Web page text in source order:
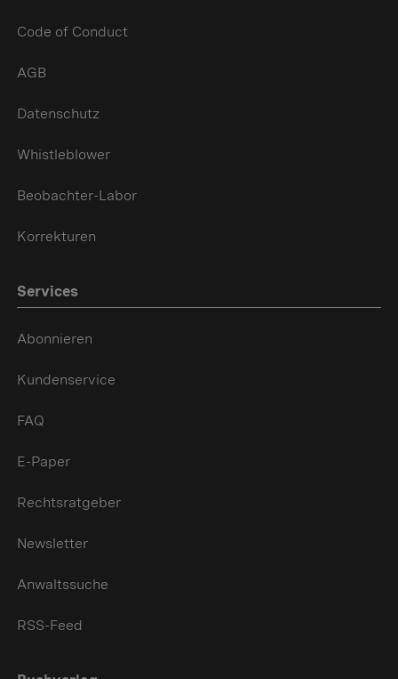
Code of Conduct
AGB
Datenschutz
Whistleblower
Beobachter-Labor
Korrekturen
Services
Abonnieren
Kundenservice
FAQ
E-Paper
Rechtsratgeber
Newsletter
Anwaltssuche
RSS-Feed